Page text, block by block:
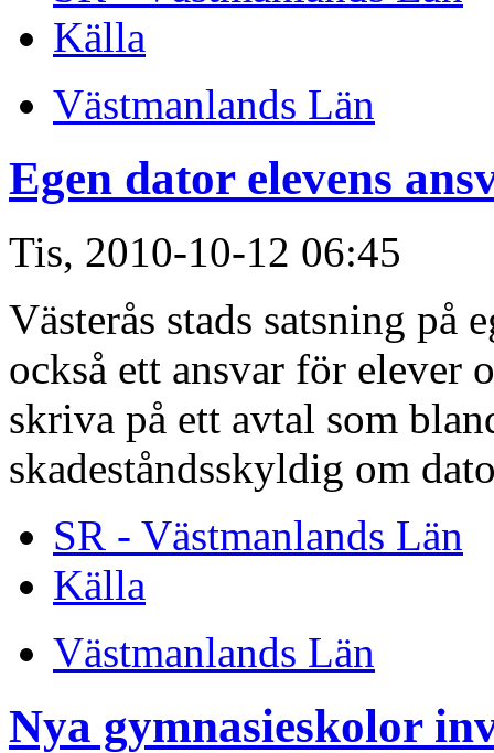
Källa
Västmanlands Län
Egen dator elevens
Tis, 2010-10-12 06:45
Västerås stads satsning på
också ett ansvar för elever
skriva på ett avtal som
skadeståndsskyldig om
SR - Västmanlands Län
Källa
Västmanlands Län
Nya gymnasieskolor